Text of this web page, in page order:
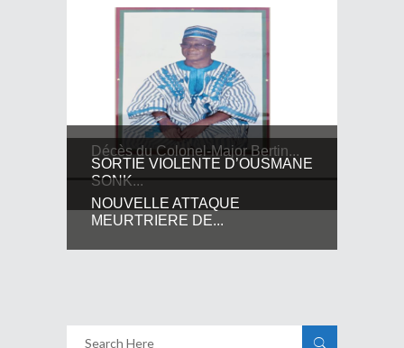
Décès du Colonel-Major Bertin...
SORTIE VIOLENTE D’OUSMANE
SONK...
NOUVELLE ATTAQUE
MEURTRIERE DE...